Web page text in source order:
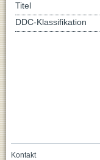
Titel
DDC-Klassifikation
Kontakt